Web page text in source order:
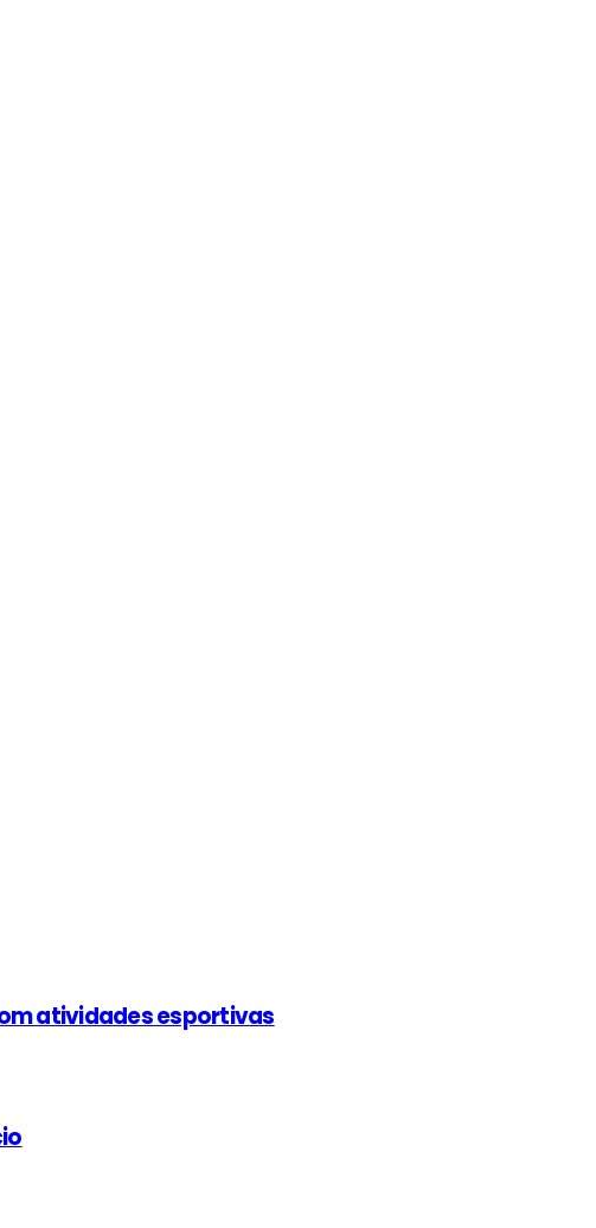
atividades esportivas